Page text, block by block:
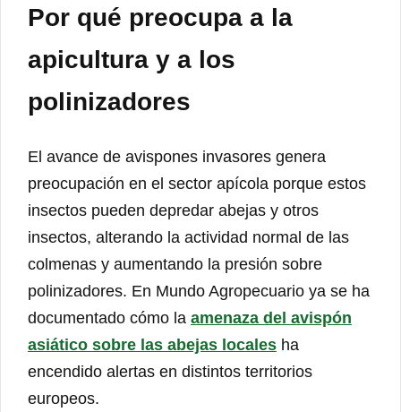
Por qué preocupa a la
apicultura y a los
polinizadores
El avance de avispones invasores genera
preocupación en el sector apícola porque estos
insectos pueden depredar abejas y otros
insectos, alterando la actividad normal de las
colmenas y aumentando la presión sobre
polinizadores. En Mundo Agropecuario ya se ha
documentado cómo la amenaza del avispón
asiático sobre las abejas locales ha
encendido alertas en distintos territorios
europeos.